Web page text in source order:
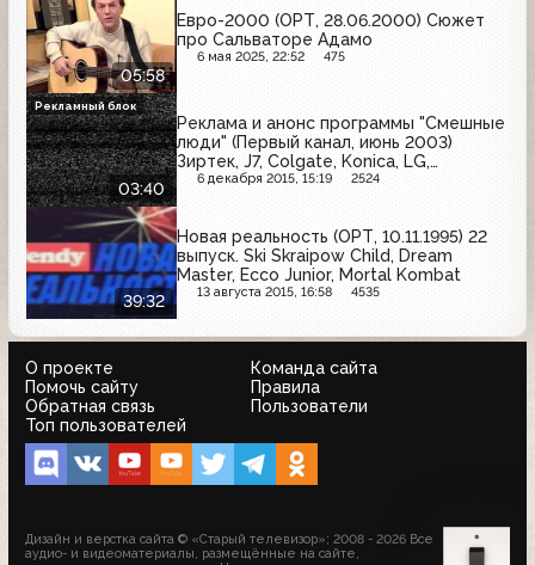
05:58
Евро-2000 (ОРТ, 28.06.2000) Сюжет
про Сальваторе Адамо
6 мая 2025, 22:52 475
03:40
Реклама и анонс программы "Смешные
люди" (Первый канал, июнь 2003)
Зиртек, J7, Colgate, Konica, LG,
Чемпион, Знахарь, Злато, Заповедник,
6 декабря 2015, 15:19 2524
Рекламный блок
39:32
Новая реальность (ОРТ, 10.11.1995) 22
выпуск. Ski Skraipow Child, Dream
Master, Ecco Junior, Mortal Kombat
13 августа 2015, 16:58 4535
О проекте
Команда сайта
Помочь сайту
Правила
Обратная связь
Пользователи
Топ пользователей
Дизайн и верстка сайта © «Старый телевизор»; 2008 - 2026 Все
аудио- и видеоматериалы, размещённые на сайте,